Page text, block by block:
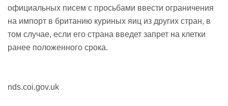
официальных писем с просьбами ввести ограничения
на импорт в британию куриных яиц из других стран, в
том случае, если его страна введет запрет на клетки
ранее положенного срока.
nds.coi.gov.uk